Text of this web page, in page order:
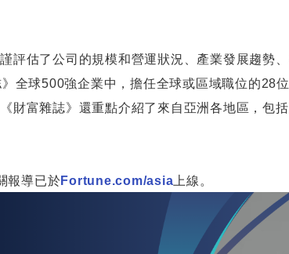
誠信經營
FAQ 問答集
訊息訂閱
評估了公司的規模和營運狀況、產業發展趨勢
全球500強企業中，擔任全球或區域職位的28
財富雜誌》還重點介紹了來自亞洲各地區，包
報導已於Fortune.com/asia 上線。